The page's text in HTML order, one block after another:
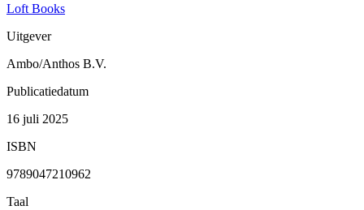
Loft Books
Uitgever
Ambo/Anthos B.V.
Publicatiedatum
16 juli 2025
ISBN
9789047210962
Taal